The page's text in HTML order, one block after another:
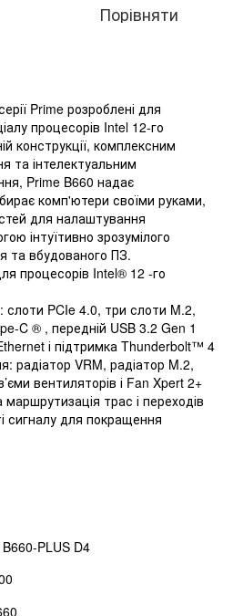
Порівняти
Prime розроблені для
процесорів Intel 12-го
конструкції, комплексним
та інтелектуальним
Prime B660 надає
комп'ютери своїми руками,
для налаштування
інтуїтивно зрозумілого
та вбудованого ПЗ.
процесорів Intel® 12 -го
PCIe 4.0, три слоти M.2,
C ® , передній USB 3.2 Gen 1
і підтримка Thunderbolt™ 4
радіатор VRM, радіатор M.2,
вентиляторів і Fan Xpert 2+
трас і переходів
сигналу для покращення
PLUS D4